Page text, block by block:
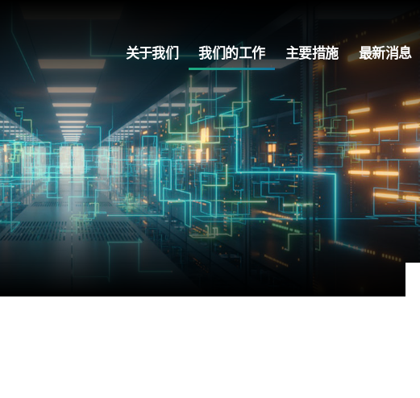
关于我们 我们的工作 主要措施 最新消息